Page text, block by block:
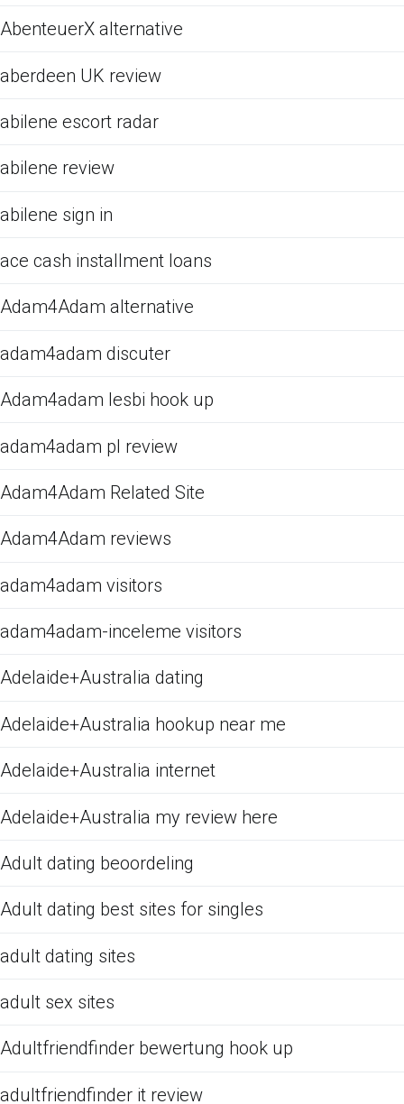
AbenteuerX alternative
aberdeen UK review
abilene escort radar
abilene review
abilene sign in
ace cash installment loans
Adam4Adam alternative
adam4adam discuter
Adam4adam lesbi hook up
adam4adam pl review
Adam4Adam Related Site
Adam4Adam reviews
adam4adam visitors
adam4adam-inceleme visitors
Adelaide+Australia dating
Adelaide+Australia hookup near me
Adelaide+Australia internet
Adelaide+Australia my review here
Adult dating beoordeling
Adult dating best sites for singles
adult dating sites
adult sex sites
Adultfriendfinder bewertung hook up
adultfriendfinder it review